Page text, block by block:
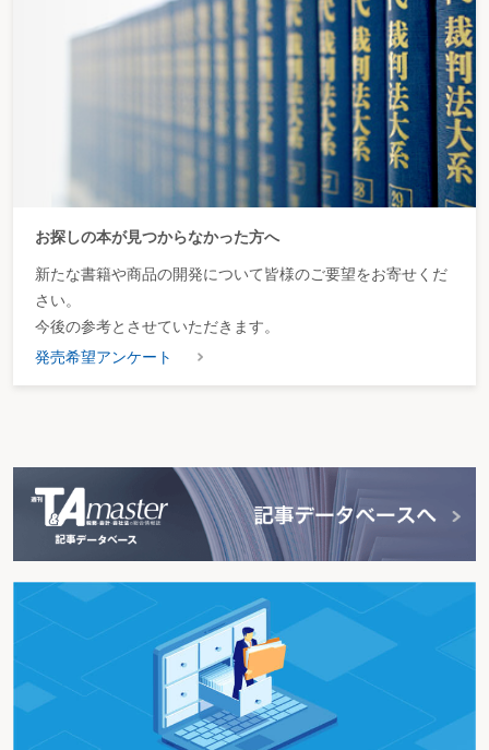
お探しの本が見つからなかった方へ
新たな書籍や商品の開発について皆様のご要望をお寄せくだ
さい。
今後の参考とさせていただきます。
発売希望アンケート